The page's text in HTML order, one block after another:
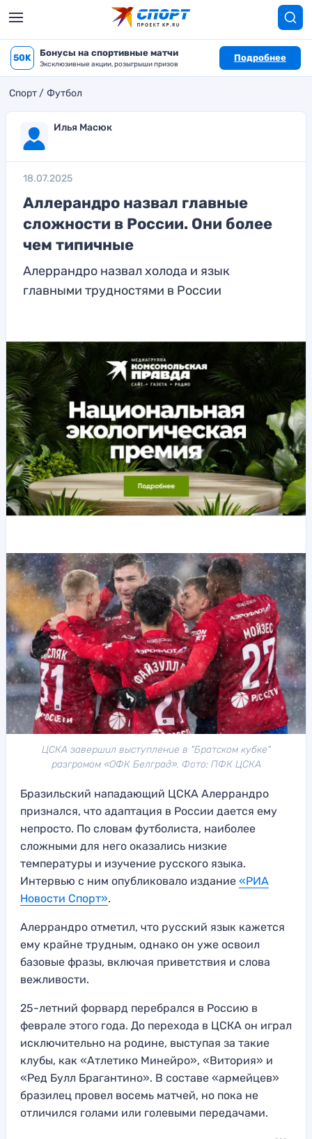
50K Бонусы на спортивные матчи
Эксклюзивные акции, розыгрыши призов
Подробнее
Спорт Футбол
Илья Масюк
18.07.2025
Аллерандро назвал главные
сложности в России. Они более
чем типичные
Алеррандро назвал холода и язык
главными трудностями в России
ЦСКА завершил выступление в "Братском кубке"
разгромом «ОФК Белград». Фото: ПФК ЦСКА
Бразильский нападающий ЦСКА Алеррандро
признался, что адаптация в России дается ему
непросто. По словам футболиста, наиболее
сложными для него оказались низкие
температуры и изучение русского языка.
Интервью с ним опубликовало издание «РИА
Новости Спорт».
Алеррандро отметил, что русский язык кажется
ему крайне трудным, однако он уже освоил
базовые фразы, включая приветствия и слова
вежливости.
25-летний форвард перебрался в Россию в
феврале этого года. До перехода в ЦСКА он играл
исключительно на родине, выступая за такие
клубы, как «Атлетико Минейро», «Витория» и
«Ред Булл Брагантино». В составе «армейцев»
бразилец провел восемь матчей, но пока не
отличился голами или голевыми передачами.